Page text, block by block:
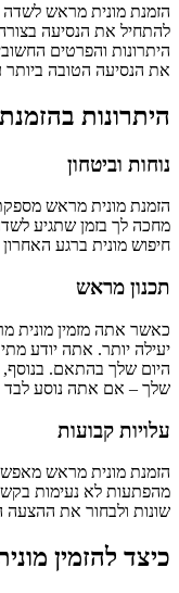
הזמנת מונית מראש
להתחיל את הנסיעה
היתרונות והפרטים
את הנסיעה הטובה ביותר
היתרונות
נוחות וביטחון
הזמנת מונית מראש
מחכה לך בזמן שתגיע
חיפוש מונית ברגע האחרון
תכנון מראש
כאשר אתה מזמין מונית
יעילה יותר. אתה יודע
היום שלך בהתאם.
שלך – אם אתה נוסע לבד
עלויות קבועות
הזמנת מונית מראש
מהפתעות לא נעימות
שונות ולבחור את
כיצד להזמין